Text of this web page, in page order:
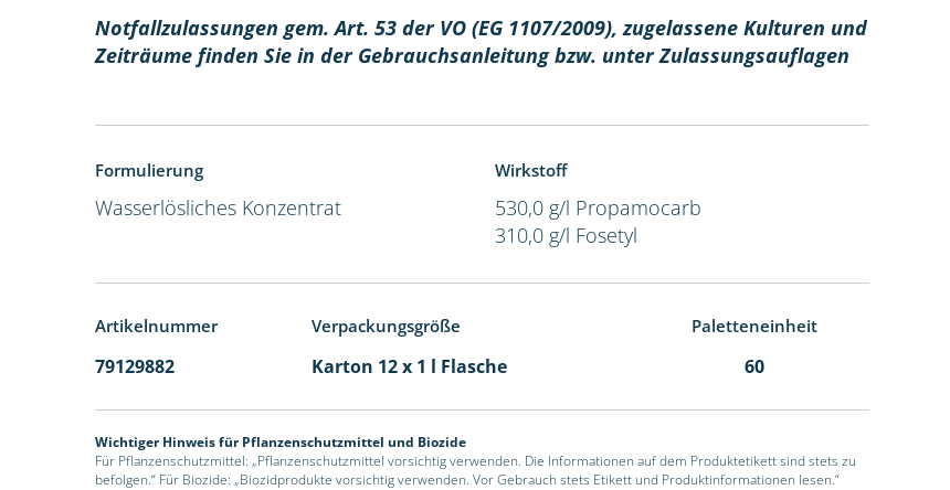
Notfallzulassungen gem. Art. 53 der VO (EG 1107/2009), zugelassene Kulturen und
Zeiträume finden Sie in der Gebrauchsanleitung bzw. unter Zulassungsauflagen
Formulierung
Wasserlösliches Konzentrat
Wirkstoff
530,0 g/l Propamocarb
310,0 g/l Fosetyl
Artikelnummer Verpackungsgröße Paletteneinheit
79129882 Karton 12 x 1 l Flasche 60
Wichtiger Hinweis für Pflanzenschutzmittel und Biozide
Für Pflanzenschutzmittel: „Pflanzenschutzmittel vorsichtig verwenden. Die Informationen auf dem Produktetikett sind stets zu
befolgen.“ Für Biozide: „Biozidprodukte vorsichtig verwenden. Vor Gebrauch stets Etikett und Produktinformationen lesen.“